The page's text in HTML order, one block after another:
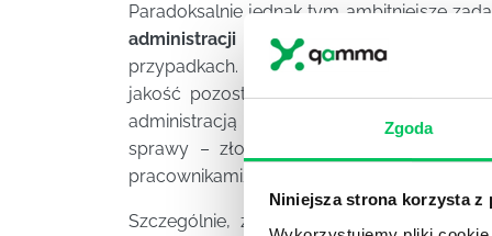
Zgoda
Niniejsza strona korzysta z
Paradoksalnie jednak tym ambitniejsze
administracji publicznej
przypadkach. Wiadomo powszechnie, że
jakość pozostawia nieco do życzenia –
administracją większość klientów nie
sprawy – złość, gniew czy też zwykła
pracownikami/instytucją i
Szczególnie, zwłaszcza w dobie